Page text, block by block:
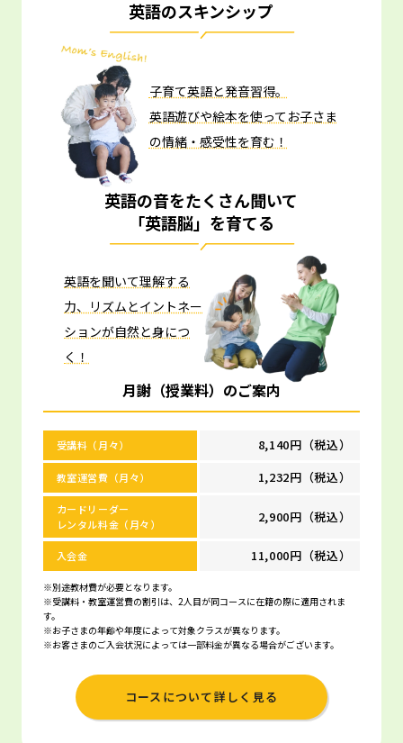
英語のスキンシップ
子育て英語と発音習得。
英語遊びや絵本を使ってお子さま
の情緒・感受性を育む！
英語の音をたくさん聞いて
「英語脳」を育てる
英語を聞いて理解する
力、リズムとイントネー
ションが自然と身につ
く！
月謝（授業料）のご案内
受講料（月々） 8,140円（税込）
教室運営費（月々） 1,232円（税込）
カードリーダー
レンタル料金（月々）
2,900円（税込）
入会金 11,000円（税込）
※別途教材費が必要となります。
※受講料・教室運営費の割引は、2人目が同コースに在籍の際に適用されま
す。
※お子さまの年齢や年度によって対象クラスが異なります。
※お客さまのご入会状況によっては一部料金が異なる場合がございます。
コースについて詳しく見る